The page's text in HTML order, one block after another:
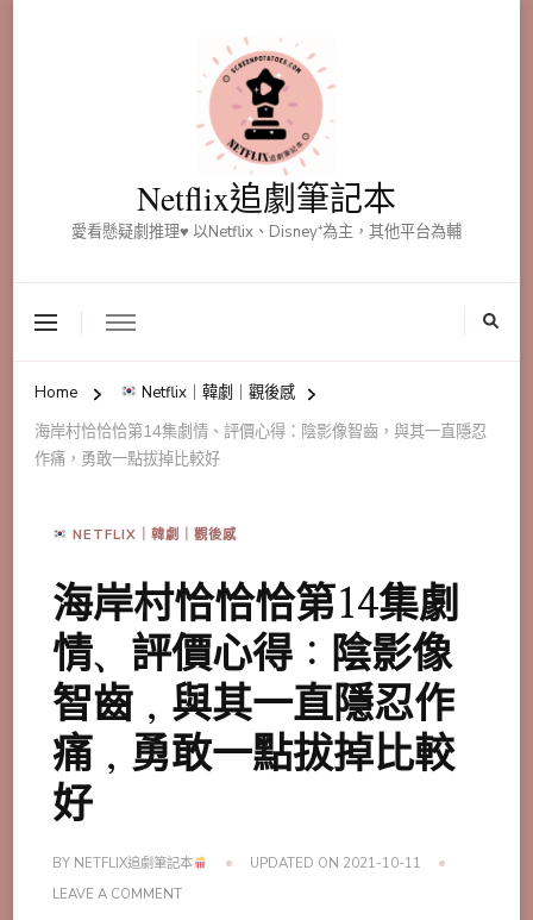
Netflix追劇筆記本
愛看懸疑劇推理♥ 以Netflix、Disney⁺為主，其他平台為輔
Home
Netflix｜韓劇｜觀後感
海岸村恰恰恰第14集劇情、評價心得：陰影像智齒，與其一直隱忍
作痛，勇敢一點拔掉比較好
NETFLIX｜韓劇｜觀後感
海岸村恰恰恰第14集劇
情、評價心得：陰影像
智齒，與其一直隱忍作
痛，勇敢一點拔掉比較
好
BY NETFLIX追劇筆記本 UPDATED ON 2021-10-11
LEAVE A COMMENTON